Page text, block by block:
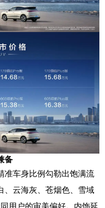
备
准车身比例勾勒出饱满流
、云海灰、苍烟色、雪域